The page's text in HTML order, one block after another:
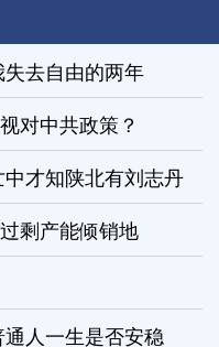
去自由的两年
对中共政策？
才知陕北有刘志丹
剩产能倾销地
人一生是否安稳